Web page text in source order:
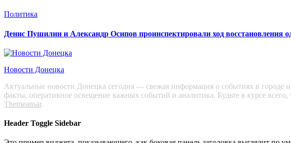
Политика
Денис Пушилин и Александр Осипов проинспектировали ход восстановления
Новости Донецка
Актуальные новости Донецка сегодня — свежая информация о событиях в городе
факты, оперативное освещение важных событий и аналитика. Будьте в курсе
Themeansar.
Header Toggle Sidebar